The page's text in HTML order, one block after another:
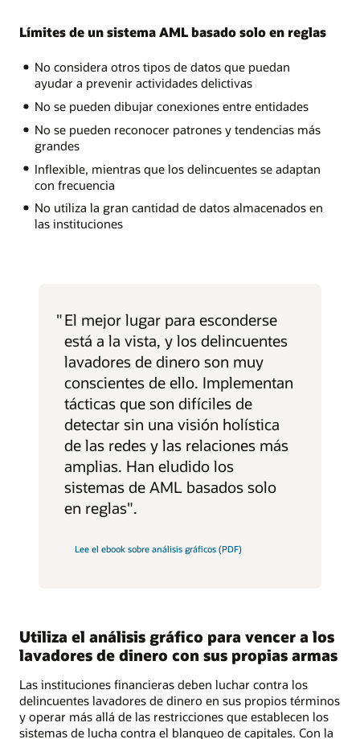
Límites de un sistema AML basado solo en reglas
No considera otros tipos de datos que puedan
ayudar a prevenir actividades delictivas
No se pueden dibujar conexiones entre entidades
No se pueden reconocer patrones y tendencias más
grandes
Inflexible, mientras que los delincuentes se adaptan
con frecuencia
No utiliza la gran cantidad de datos almacenados en
las instituciones
"El mejor lugar para esconderse
está a la vista, y los delincuentes
lavadores de dinero son muy
conscientes de ello. Implementan
tácticas que son difíciles de
detectar sin una visión holística
de las redes y las relaciones más
amplias. Han eludido los
sistemas de AML basados solo
en reglas".
Lee el ebook sobre análisis gráficos (PDF)
Utiliza el análisis gráfico para vencer a los
lavadores de dinero con sus propias armas
Las instituciones financieras deben luchar contra los
delincuentes lavadores de dinero en sus propios términos
y operar más allá de las restricciones que establecen los
sistemas de lucha contra el blanqueo de capitales. Con la